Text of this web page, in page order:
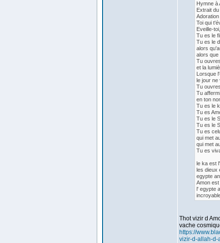
Hymne à
Extrait
Toi qui
Eveille-
Tu es le
Tu es le
alors
alors que
Tu
et la
Lorsque
le jour ne
Tu
Tu
en ton
Tu es le
Tu es
Tu es le
Tu es le
Tu es
qui met
qui met
Tu es
le ka est
les dieux
egypte
Amon
l' egypte
Thot vizir d
vache
https://
vizir-d-allah-d-